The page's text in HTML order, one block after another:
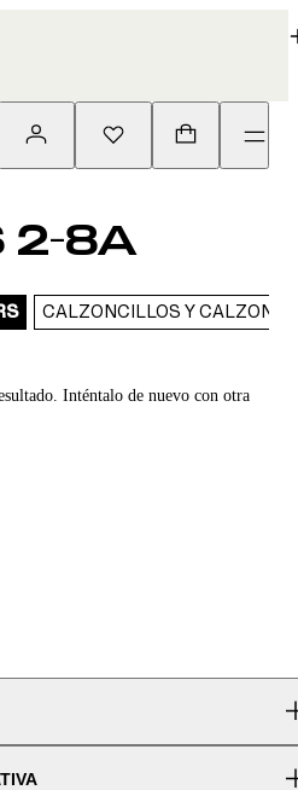
2-8A
CALZONCILLOS Y CALZONES
Inténtalo de nuevo con otra